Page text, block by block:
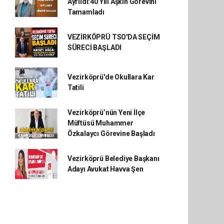
Tamamladı
VEZİRKÖPRÜ TSO'DA SEÇİM
SÜRECİ BAŞLADI
Vezirköprü'de Okullara Kar
Tatili
Vezirköprü’nün Yeni İlçe
Müftüsü Muhammer
Özkalaycı Görevine Başladı
Vezirköprü Belediye Başkanı
Adayı Avukat Havva Şen